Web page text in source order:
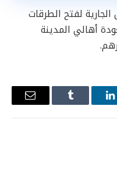
لفتح الطرقات
أهالي المدينة
لينكدإن Tumblr
البريد